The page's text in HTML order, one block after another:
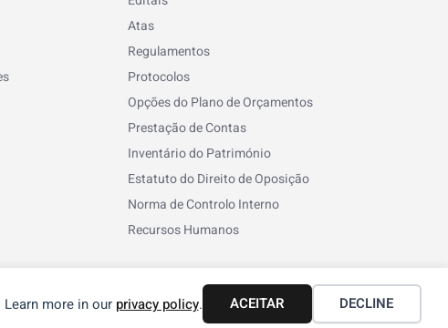
more in our privacy policy. ACEITAR DECLINE
Atas
Regulamentos
Protocolos
Opções do Plano de Orçamentos
Prestação de Contas
Inventário do Património
Estatuto do Direito de Oposição
Norma de Controlo Interno
Recursos Humanos
Termos e Condições